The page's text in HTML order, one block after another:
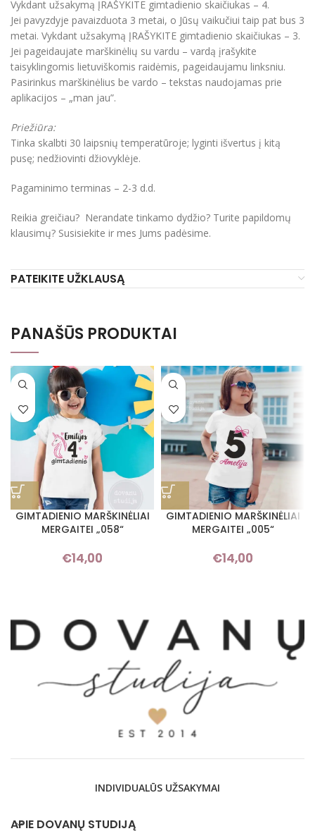
Vykdant užsakymą ĮRAŠYKITE gimtadienio skaičiukas – 4.
Jei pavyzdyje pavaizduota 3 metai, o Jūsų vaikučiui taip pat bus 3
metai. Vykdant užsakymą ĮRAŠYKITE gimtadienio skaičiukas – 3.
Jei pageidaujate marškinėlių su vardu – vardą įrašykite
taisyklingomis lietuviškomis raidėmis, pageidaujamu linksniu.
Pasirinkus marškinėlius be vardo – tekstas naudojamas prie
aplikacijos – „man jau”.
Priežiūra:
Tinka skalbti 30 laipsnių temperatūroje; lyginti išvertus į kitą
pusę; nedžiovinti džiovyklėje.
Pagaminimo terminas – 2-3 d.d.
Reikia greičiau? Nerandate tinkamo dydžio? Turite papildomų
klausimų? Susisiekite ir mes Jums padėsime.
PATEIKITE UŽKLAUSĄ
PANAŠŪS PRODUKTAI
GIMTADIENIO MARŠKINĖLIAI
MERGAITEI „058“
€14,00
GIMTADIENIO MARŠKINĖLIAI
MERGAITEI „005“
€14,00
INDIVIDUALŪS UŽSAKYMAI
APIE DOVANŲ STUDIJĄ